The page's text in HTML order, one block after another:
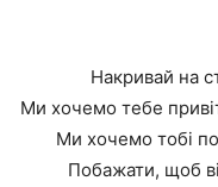
Накривай на
Ми хочемо тебе
Ми хочемо тобі
Побажати, щоб